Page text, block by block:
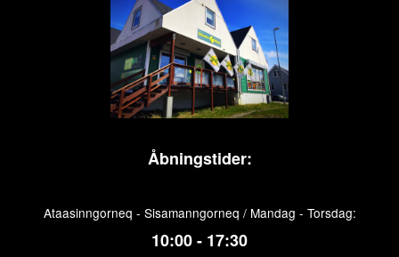
Åbningstider:
Ataasinngorneq - Sisamanngorneq / Mandag - Torsdag:
10:00 - 17:30